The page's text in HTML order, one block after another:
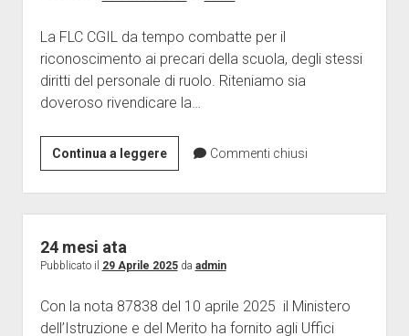
Modulistica
Contratti
apri
menu
Ricerca
Galleria
Vertenze
ISCRIZIONE
La FLC CGIL da tempo combatte per il
riconoscimento ai precari della scuola, degli stessi
diritti del personale di ruolo. Riteniamo sia
doveroso rivendicare la…
Continua a leggereRICORSO
RPD-
CIA-
FERIE
–
Commenti chiusi
24 mesi ata
Pubblicato il 29 Aprile 2025da admin
Con la nota 87838 del 10 aprile 2025 il Ministero
dell’Istruzione e del Merito ha fornito agli Uffici